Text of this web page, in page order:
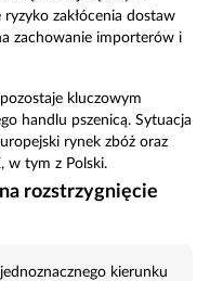
zakłócenia dostaw
zachowanie importerów i
kluczowym
handlu pszenicą. Sytuacja
rynek zbóż oraz
w tym z Polski.
rozstrzygnięcie
kierunku